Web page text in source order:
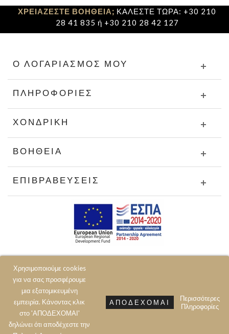
Χρησιμοποιούμε cookies
για να σας προσφέρουμε
μια εξατομικευμένη
εμπειρία. Κάνοντας κλικ
στο 'ΑΠΟΔΕΧΟΜΑΙ'
δηλώνει ότι αποδέχεστε την
ΑΠΟΔΈΧΟΜΑΙ
Περισσότερες
Πληροφορίες
ΧΡΕΙΑΖΕΣΤΕ ΒΟΗΘΕΙΑ; ΚΑΛΕΣΤΕ ΤΩΡΑ: +30 210
28 41 835 ή +30 210 28 42 127
Ο ΛΟΓΑΡΙΑΣΜΌΣ ΜΟΥ
ΠΛΗΡΟΦΟΡΊΕΣ
ΧΟΝΔΡΙΚΉ
ΒΟΉΘΕΙΑ
ΕΠΙΒΡΑΒΕΎΣΕΙΣ
© 2020 JOIN CLOTHES SA. ALL RIGHTS RESERVED